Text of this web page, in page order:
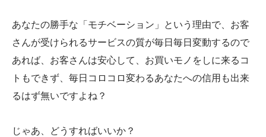
あなたの勝手な「モチベーション」という理由で、お客
さんが受けられるサービスの質が毎日毎日変動するので
あれば、お客さんは安心して、お買いモノをしに来るコ
トもできず、毎日コロコロ変わるあなたへの信用も出来
るはず無いですよね？
じゃあ、どうすればいいか？